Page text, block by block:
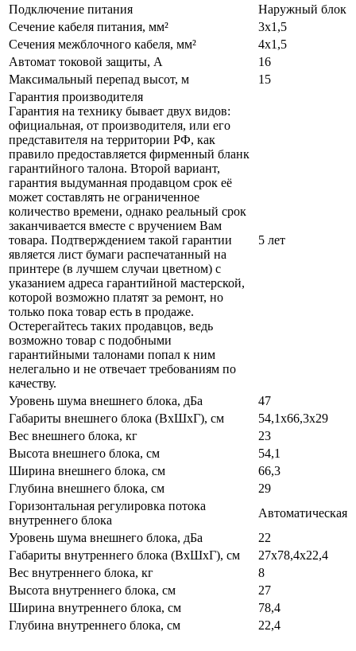
Подключение питания
Наружный блок
Сечение кабеля питания, мм²
3х1,5
Сечения межблочного кабеля, мм²
4х1,5
Автомат токовой защиты, А
16
Максимальный перепад высот, м
15
Гарантия производителя
Гарантия на технику бывает двух видов:
официальная, от производителя, или его
представителя на территории РФ, как
правило предоставляется фирменный бланк
гарантийного талона. Второй вариант,
гарантия выдуманная продавцом срок её
может составлять не ограниченное
количество времени, однако реальный срок
заканчивается вместе с вручением Вам
товара. Подтверждением такой гарантии
является лист бумаги распечатанный на
принтере (в лучшем случаи цветном) с
указанием адреса гарантийной мастерской,
которой возможно платят за ремонт, но
только пока товар есть в продаже.
Остерегайтесь таких продавцов, ведь
возможно товар с подобными
гарантийными талонами попал к ним
нелегально и не отвечает требованиям по
качеству.
5 лет
Уровень шума внешнего блока, дБа
47
Габариты внешнего блока (ВхШхГ), см
54,1х66,3х29
Вес внешнего блока, кг
23
Высота внешнего блока, см
54,1
Ширина внешнего блока, см
66,3
Глубина внешнего блока, см
29
Горизонтальная регулировка потока
внутреннего блока
Автоматическая
Уровень шума внешнего блока, дБа
22
Габариты внутреннего блока (ВхШхГ), см
27х78,4х22,4
Вес внутреннего блока, кг
8
Высота внутреннего блока, см
27
Ширина внутреннего блока, см
78,4
Глубина внутреннего блока, см
22,4